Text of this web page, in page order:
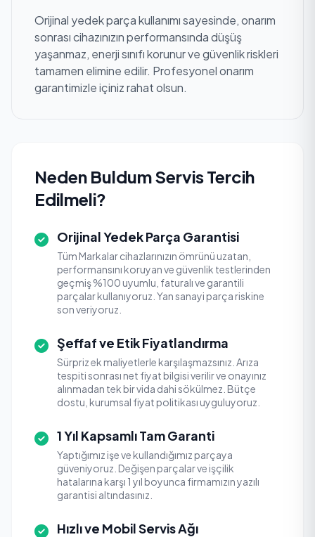
Orijinal yedek parça kullanımı sayesinde, onarım
sonrası cihazınızın performansında düşüş
yaşanmaz, enerji sınıfı korunur ve güvenlik riskleri
tamamen elimine edilir. Profesyonel onarım
garantimizle içiniz rahat olsun.
Neden Buldum Servis Tercih
Edilmeli?
Orijinal Yedek Parça Garantisi
Tüm Markalar cihazlarınızın ömrünü uzatan,
performansını koruyan ve güvenlik testlerinden
geçmiş %100 uyumlu, faturalı ve garantili
parçalar kullanıyoruz. Yan sanayi parça riskine
son veriyoruz.
Şeffaf ve Etik Fiyatlandırma
Sürpriz ek maliyetlerle karşılaşmazsınız. Arıza
tespiti sonrası net fiyat bilgisi verilir ve onayınız
alınmadan tek bir vida dahi sökülmez. Bütçe
dostu, kurumsal fiyat politikası uyguluyoruz.
1 Yıl Kapsamlı Tam Garanti
Yaptığımız işe ve kullandığımız parçaya
güveniyoruz. Değişen parçalar ve işçilik
hatalarına karşı 1 yıl boyunca firmamızın yazılı
garantisi altındasınız.
Hızlı ve Mobil Servis Ağı